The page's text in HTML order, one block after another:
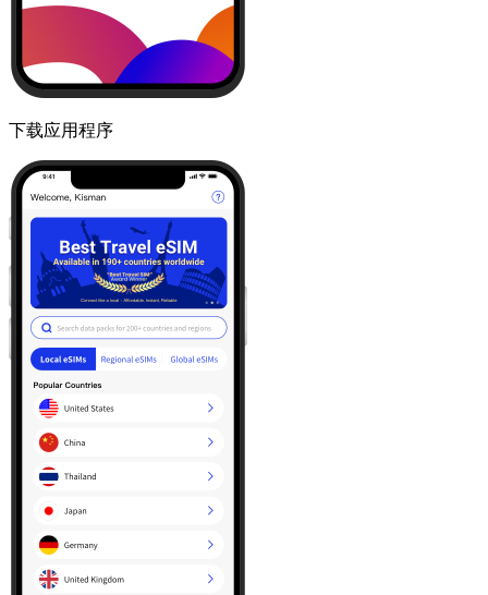
下载应用程序